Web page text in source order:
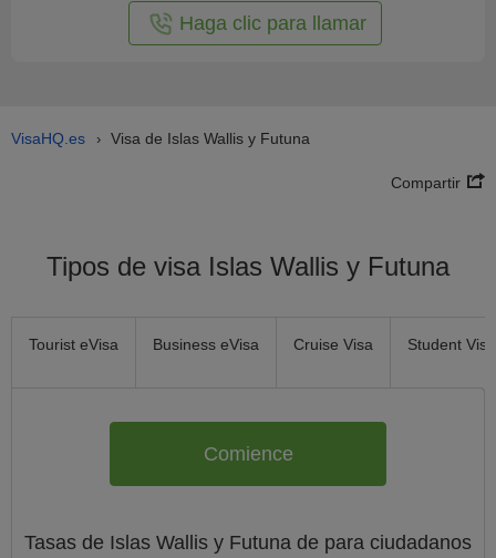
Haga clic para llamar
VisaHQ.es › Visa de Islas Wallis y Futuna
Compartir
Tipos de visa Islas Wallis y Futuna
Tourist eVisa Business eVisa Cruise Visa Student Visa
Comience
Tasas de Islas Wallis y Futuna de para ciudadanos